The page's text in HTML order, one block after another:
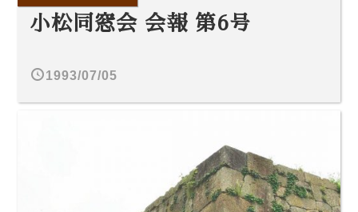
小松同窓会 会報 第6号
1993/07/05